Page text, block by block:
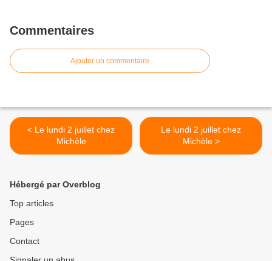
Commentaires
Ajouter un commentaire
< Le lundi 2 juillet chez
Michèle
Le lundi 2 juillet chez
Michèle >
Hébergé par Overblog
Top articles
Pages
Contact